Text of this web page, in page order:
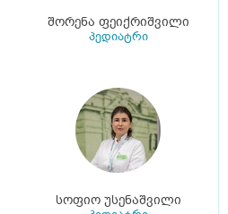
შორენა ფეიქრიშვილი
პედიატრი
სოფიო უსენაშვილი